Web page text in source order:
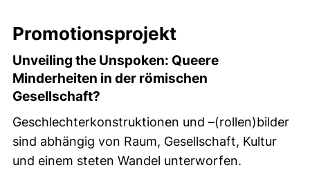
Promotionsprojekt
Unveiling the Unspoken: Queere
Minderheiten in der römischen
Gesellschaft?
Geschlechterkonstruktionen und –(rollen)bilder
sind abhängig von Raum, Gesellschaft, Kultur
und einem steten Wandel unterworfen.